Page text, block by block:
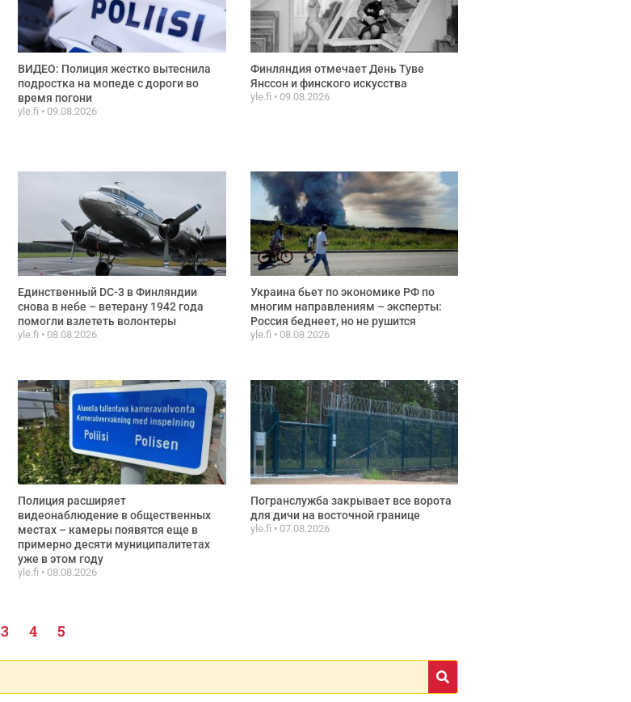
ВИДЕО: Полиция жестко вытеснила
подростка на мопеде с дороги во
время погони
yle.fi 09.08.2026
Финляндия отмечает День Туве
Янссон и финского искусства
yle.fi 09.08.2026
Единственный DC-3 в Финляндии
снова в небе – ветерану 1942 года
помогли взлететь волонтеры
yle.fi 08.08.2026
Украина бьет по экономике РФ по
многим направлениям – эксперты:
Россия беднеет, но не рушится
yle.fi 08.08.2026
Полиция расширяет
видеонаблюдение в общественных
местах – камеры появятся еще в
примерно десяти муниципалитетах
уже в этом году
yle.fi 08.08.2026
Погранслужба закрывает все ворота
для дичи на восточной границе
yle.fi 07.08.2026
3 4 5